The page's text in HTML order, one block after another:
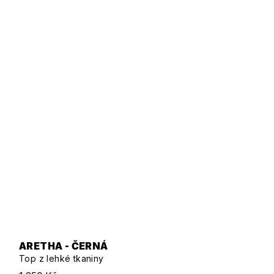
ARETHA - ČERNÁ
Top z lehké tkaniny